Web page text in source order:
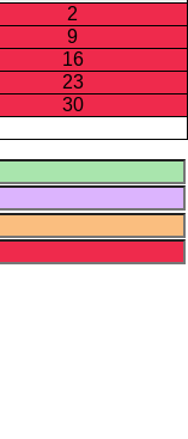
2
9
16
23
30